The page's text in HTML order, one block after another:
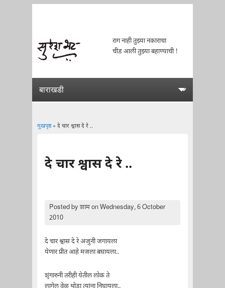
राग नाही तुझ्या नकाराचा
चीड आली तुझ्या बहाण्याची !
मुखपृष्ठ» दे चार श्वास दे रे ..
दे चार श्वास दे रे ..
Posted byशामon Wednesday, 6 October
2010
दे चार श्वास दे रे अजुनी जगायला
येणार प्रीत आहे मजला बघायला..
शृंगारुनी तरीही येतील लोक ते
लागेल वेळ थोडा त्यांना निघायला..